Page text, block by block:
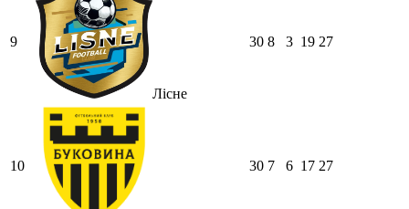
9
Лісне
30 8 3 19 27
10 30 7 6 17 27